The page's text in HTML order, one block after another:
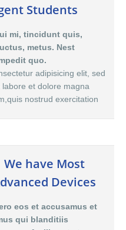
Students
mi, tincidunt quis,
metus. Nest
quo.
adipisicing elit, sed
et dolore magna
nostrud exercitation
We have Most
Devices
eos et accusamus et
qui blanditiis